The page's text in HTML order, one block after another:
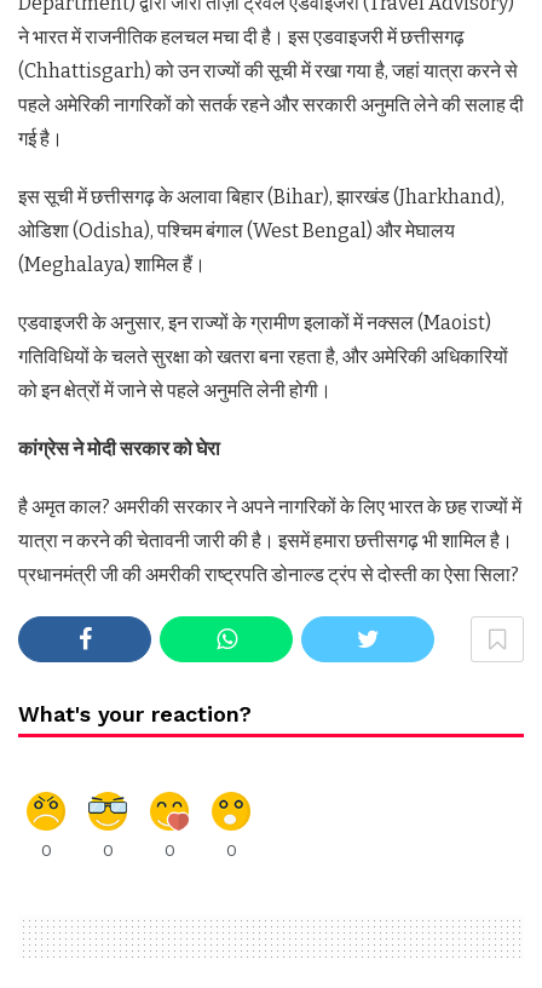
ने भारत में राजनीतिक हलचल मचा दी है। इस एडवाइजरी में छत्तीसगढ़
(Chhattisgarh) को उन राज्यों की सूची में रखा गया है, जहां यात्रा करने से
पहले अमेरिकी नागरिकों को सतर्क रहने और सरकारी अनुमति लेने की सलाह दी
गई है।
इस सूची में छत्तीसगढ़ के अलावा बिहार (Bihar), झारखंड (Jharkhand),
ओडिशा (Odisha), पश्चिम बंगाल (West Bengal) और मेघालय
(Meghalaya) शामिल हैं।
एडवाइजरी के अनुसार, इन राज्यों के ग्रामीण इलाकों में नक्सल (Maoist)
गतिविधियों के चलते सुरक्षा को खतरा बना रहता है, और अमेरिकी अधिकारियों
को इन क्षेत्रों में जाने से पहले अनुमति लेनी होगी।
कांग्रेस ने मोदी सरकार को घेरा
है अमृत काल? अमरीकी सरकार ने अपने नागरिकों के लिए भारत के छह राज्यों में
यात्रा न करने की चेतावनी जारी की है। इसमें हमारा छत्तीसगढ़ भी शामिल है।
प्रधानमंत्री जी की अमरीकी राष्ट्रपति डोनाल्ड ट्रंप से दोस्ती का ऐसा सिला?
What's your reaction?
0 0 0 0